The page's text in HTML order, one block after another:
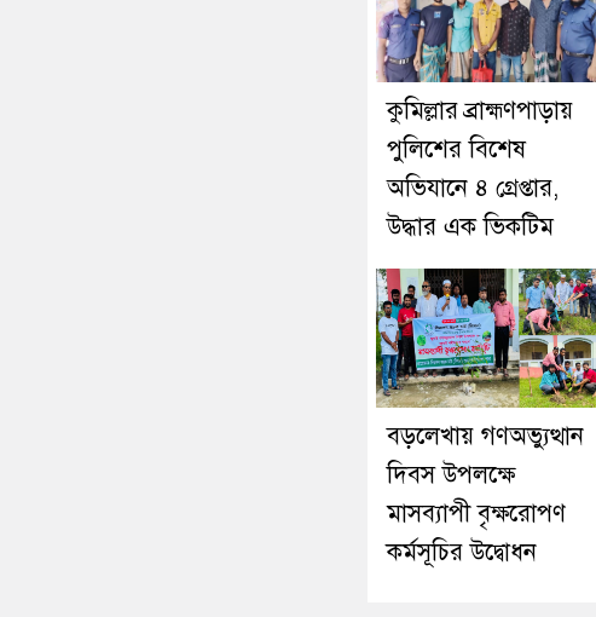
কুমিল্লার ব্রাহ্মণপাড়ায়
পুলিশের বিশেষ
অভিযানে ৪ গ্রেপ্তার,
উদ্ধার এক ভিকটিম
বড়লেখায় গণঅভ্যুত্থান
দিবস উপলক্ষে
মাসব্যাপী বৃক্ষরোপণ
কর্মসূচির উদ্বোধন